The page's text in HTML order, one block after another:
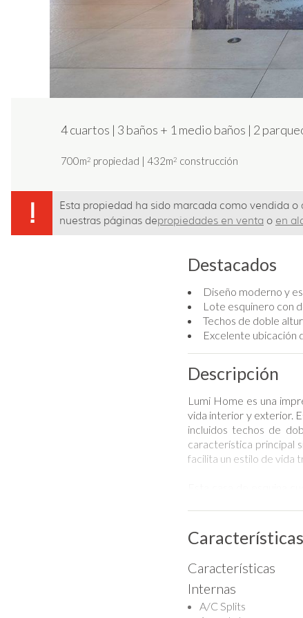
4 cuartos | 3 baños + 1 medio baños | 2
700m2 propiedad | 432m2 construcción
! Esta propiedad ha sido marcada como vendida
nuestras páginas depropiedades en venta o en
Destacados
Diseño moderno y
Lote esquinero con
Techos de doble
Excelente ubicación
Descripción
Lumi Home es una
vida interior y exterior.
incluidos techos de
característica principal
facilita un estilo de vida
ventanas, creando
extiende por toda la casa.
comedor y la cocina,
con detalles en madera
través de puertas
Características
Características
Internas
A/C Splits